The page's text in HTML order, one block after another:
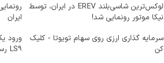
لوکس‌ترین شاسی‌بلند EREV در ایران، توسط
نیکا موتور رونمایی شد!
ایران
سرمایه گذاری ارزی روی سهام تویوتا - کلیک
کن
LS9 رسماً رونمایی شد